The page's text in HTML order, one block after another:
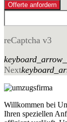
Offerte anfordern
reCaptcha v3
Next
Willkommen bei
Ihren speziellen